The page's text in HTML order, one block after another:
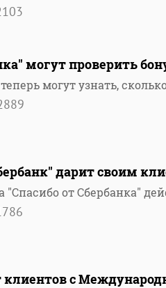
могут проверить
могут узнать,
дарит своим
от Сбербанка"
клиентов с